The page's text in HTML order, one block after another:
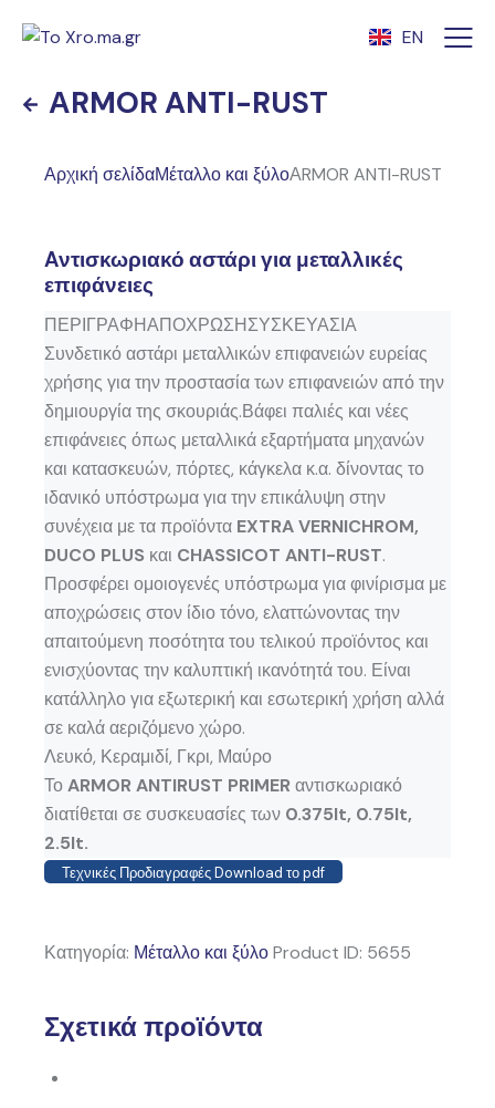
EN
ΑRMOR ANTI-RUST
Αρχική σελίδαΜέταλλο και ξύλοΑRMOR ANTI-RUST
Aντισκωριακό αστάρι για μεταλλικές
επιφάνειες
ΠΕΡΙΓΡΑΦΗΑΠΟΧΡΩΣΗΣΥΣΚΕΥΑΣΙΑ
Συνδετικό αστάρι μεταλλικών επιφανειών ευρείας
χρήσης για την προστασία των επιφανειών από την
δημιουργία της σκουριάς.Βάφει παλιές και νέες
επιφάνειες όπως μεταλλικά εξαρτήματα μηχανών
και κατασκευών, πόρτες, κάγκελα κ.α. δίνοντας το
ιδανικό υπόστρωμα για την επικάλυψη στην
συνέχεια με τα προϊόντα EXTRA VERNICHROM,
DUCO PLUS και CHASSICOT ANTI-RUST.
Προσφέρει ομοιογενές υπόστρωμα για φινίρισμα με
αποχρώσεις στον ίδιο τόνο, ελαττώνοντας την
απαιτούμενη ποσότητα του τελικού προϊόντος και
ενισχύοντας την καλυπτική ικανότητά του. Είναι
κατάλληλο για εξωτερική και εσωτερική χρήση αλλά
σε καλά αεριζόμενο χώρο.
Λευκό, Κεραμιδί, Γκρι, Μαύρο
ΤοARMOR ANTIRUST PRIMER αντισκωριακό
διατίθεται σε συσκευασίες των 0.375lt, 0.75lt,
2.5lt.
Τεχνικές Προδιαγραφές Download το pdf
Κατηγορία: Μέταλλο και ξύλοProduct ID: 5655
Σχετικά προϊόντα